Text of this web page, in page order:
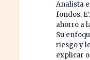
Analista
fondos,
ahorro a
Su
riesgo y
explicar